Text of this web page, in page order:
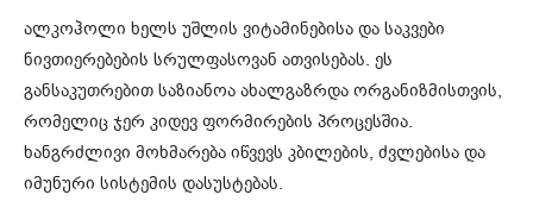
ალკოჰოლი ხელს უშლის ვიტამინებისა და საკვები
ნივთიერებების სრულფასოვან ათვისებას. ეს
განსაკუთრებით საზიანოა ახალგაზრდა ორგანიზმისთვის,
რომელიც ჯერ კიდევ ფორმირების პროცესშია.
ხანგრძლივი მოხმარება იწვევს კბილების, ძვლებისა და
იმუნური სისტემის დასუსტებას.